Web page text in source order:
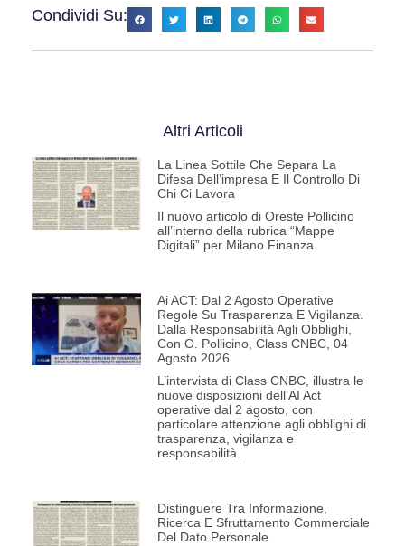
Condividi Su:
Altri Articoli
La Linea Sottile Che Separa La
Difesa Dell’impresa E Il Controllo Di
Chi Ci Lavora
Il nuovo articolo di Oreste Pollicino
all’interno della rubrica “Mappe
Digitali” per Milano Finanza
Ai ACT: Dal 2 Agosto Operative
Regole Su Trasparenza E Vigilanza.
Dalla Responsabilità Agli Obblighi,
Con O. Pollicino, Class CNBC, 04
Agosto 2026
L’intervista di Class CNBC, illustra le
nuove disposizioni dell’AI Act
operative dal 2 agosto, con
particolare attenzione agli obblighi di
trasparenza, vigilanza e
responsabilità.
Distinguere Tra Informazione,
Ricerca E Sfruttamento Commerciale
Del Dato Personale